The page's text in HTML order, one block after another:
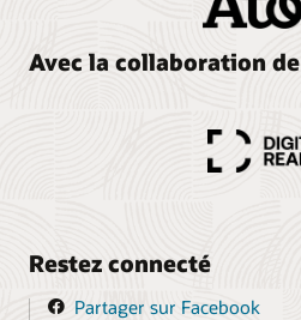
Avec la collaboration de
Restez connecté
Partager sur Facebook